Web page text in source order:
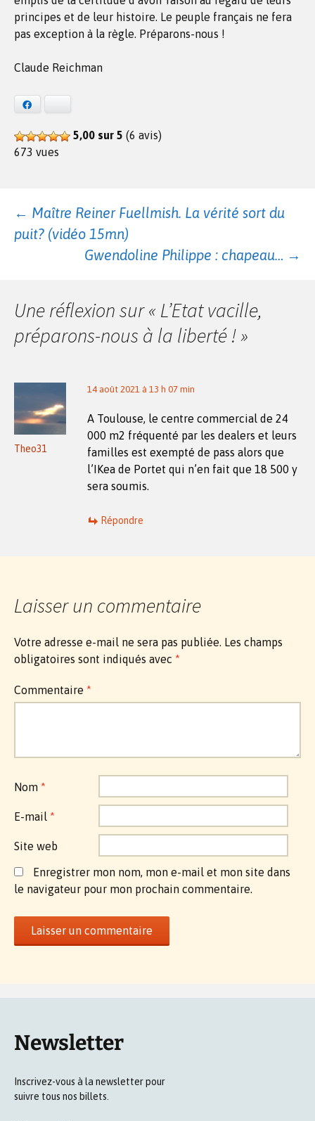
principes et de leur histoire. Le peuple français ne fera
pas exception à la règle. Préparons-nous !
Claude Reichman
5,00 sur 5 (6 avis)
673 vues
Navigation
articles
← Maître Reiner Fuellmish. La vérité sort du
puit? (vidéo 15mn)
Gwendoline Philippe : chapeau… →
Une réflexion sur « L’Etat vacille,
préparons-nous à la liberté !»
Theo31
14 août 2021 à 13 h 07 min
A Toulouse, le centre commercial de 24
000 m2 fréquenté par les dealers et leurs
familles est exempté de pass alors que
l’IKea de Portet qui n’en fait que 18 500 y
sera soumis.
Répondre
Laisser un commentaire
Votre adresse e-mail ne sera pas publiée. Les champs
obligatoires sont indiqués avec *
Commentaire *
Nom *
E-mail *
Site web
Enregistrer mon nom, mon e-mail et mon site dans
le navigateur pour mon prochain commentaire.
Newsletter
Inscrivez-vous à la newsletter pour
suivre tous nos billets.